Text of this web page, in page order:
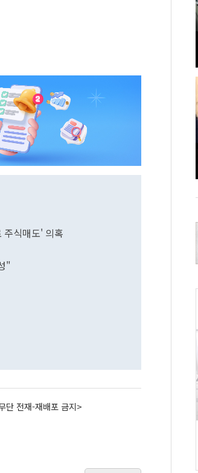
주식매도' 의혹
"
단 전재-재배포 금지>